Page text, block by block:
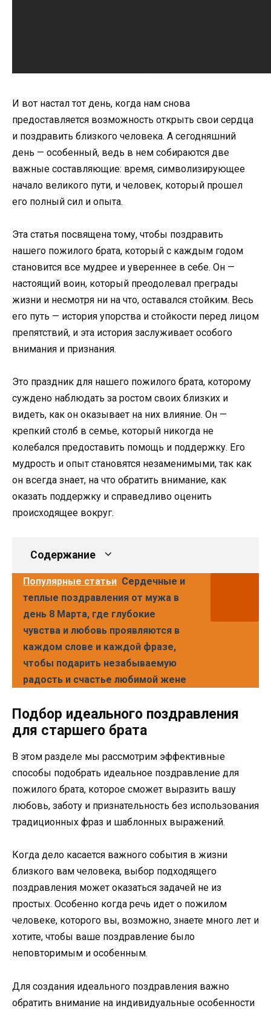
И вот настал тот день, когда нам снова
предоставляется возможность открыть свои сердца
и поздравить близкого человека. А сегодняшний
день — особенный, ведь в нем собираются две
важные составляющие: время, символизирующее
начало великого пути, и человек, который прошел
его полный сил и опыта.
Эта статья посвящена тому, чтобы поздравить
нашего пожилого брата, который с каждым годом
становится все мудрее и увереннее в себе. Он —
настоящий воин, который преодолевал преграды
жизни и несмотря ни на что, оставался стойким. Весь
его путь — история упорства и стойкости перед лицом
препятствий, и эта история заслуживает особого
внимания и признания.
Это праздник для нашего пожилого брата, которому
суждено наблюдать за ростом своих близких и
видеть, как он оказывает на них влияние. Он —
крепкий столб в семье, который никогда не
колебался предоставить помощь и поддержку. Его
мудрость и опыт становятся незаменимыми, так как
он всегда знает, на что обратить внимание, как
оказать поддержку и справедливо оценить
происходящее вокруг.
Содержание
Популярные статьи Сердечные и
теплые поздравления от мужа в
день 8 Марта, где глубокие
чувства и любовь проявляются в
каждом слове и каждой фразе,
чтобы подарить незабываемую
радость и счастье любимой жене
Подбор идеального поздравления
для старшего брата
В этом разделе мы рассмотрим эффективные
способы подобрать идеальное поздравление для
пожилого брата, которое сможет выразить вашу
любовь, заботу и признательность без использования
традиционных фраз и шаблонных выражений.
Когда дело касается важного события в жизни
близкого вам человека, выбор подходящего
поздравления может оказаться задачей не из
простых. Особенно когда речь идет о пожилом
человеке, которого вы, возможно, знаете много лет и
хотите, чтобы ваше поздравление было
неповторимым и особенным.
Для создания идеального поздравления важно
обратить внимание на индивидуальные особенности